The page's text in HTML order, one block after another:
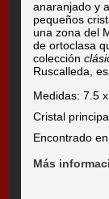
anaranjado y
pequeños
una zona del
de ortoclasa
colección
Ruscalleda,
Medidas: 7.5
Cristal
Encontrado
Más